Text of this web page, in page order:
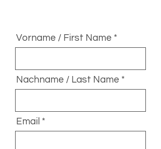
Vorname / First Name
Nachname / Last Name
Email